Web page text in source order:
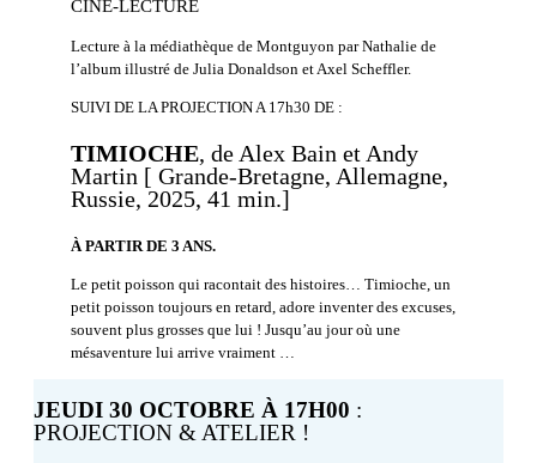
CINÉ-LECTURE
Lecture à la médiathèque de Montguyon par Nathalie de
l’album illustré de Julia Donaldson et Axel Scheffler.
SUIVI DE LA PROJECTION A 17h30 DE :
TIMIOCHE, de Alex Bain et Andy
Martin [ Grande-Bretagne, Allemagne,
Russie, 2025, 41 min.]
À PARTIR DE 3 ANS.
Le petit poisson qui racontait des histoires… Timioche, un
petit poisson toujours en retard, adore inventer des excuses,
souvent plus grosses que lui ! Jusqu’au jour où une
mésaventure lui arrive vraiment …
JEUDI 30 OCTOBRE À 17H00 :
PROJECTION & ATELIER !